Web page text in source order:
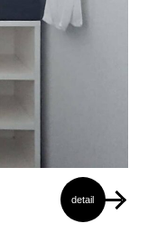
detail